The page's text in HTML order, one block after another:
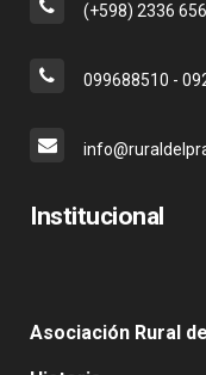
(+598) 2336
099688510 -
Institucional
Asociación Rural